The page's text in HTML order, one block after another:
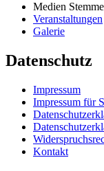
Medien
Veranstaltungen
Galerie
Datenschutz
Impressum
Impressum für
Kontakt